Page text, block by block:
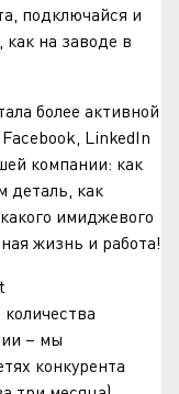
подключайся и
на заводе в
более активной
LinkedIn
компании: как
деталь, как
имиджевого
жизнь и работа!
– мы
конкурента